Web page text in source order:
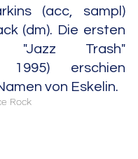
Rock
(acc, sampl)
(dm). Die ersten
"Jazz Trash"
1995) erschien
von Eskelin.